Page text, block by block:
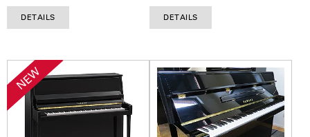
DETAILS DETAILS
NEW